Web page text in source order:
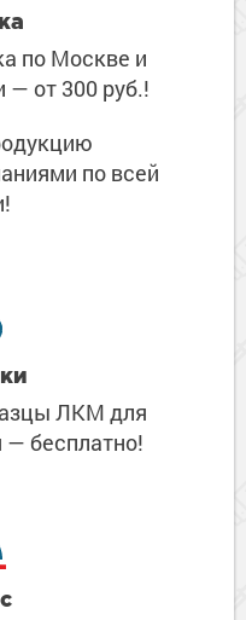
по Москве и
— от 300 руб.!
по всей
ЛКМ для
— бесплатно!